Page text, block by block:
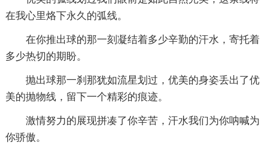
在我心里烙下永久的弧线。
在你推出球的那一刻凝结着多少辛勤的汗水，寄托着
多少热切的期盼。
抛出球那一刹那犹如流星划过，优美的身姿丢出了优
美的抛物线，留下一个精彩的痕迹。
激情努力的展现拼凑了你辛苦，汗水我们为你呐喊为
你骄傲。